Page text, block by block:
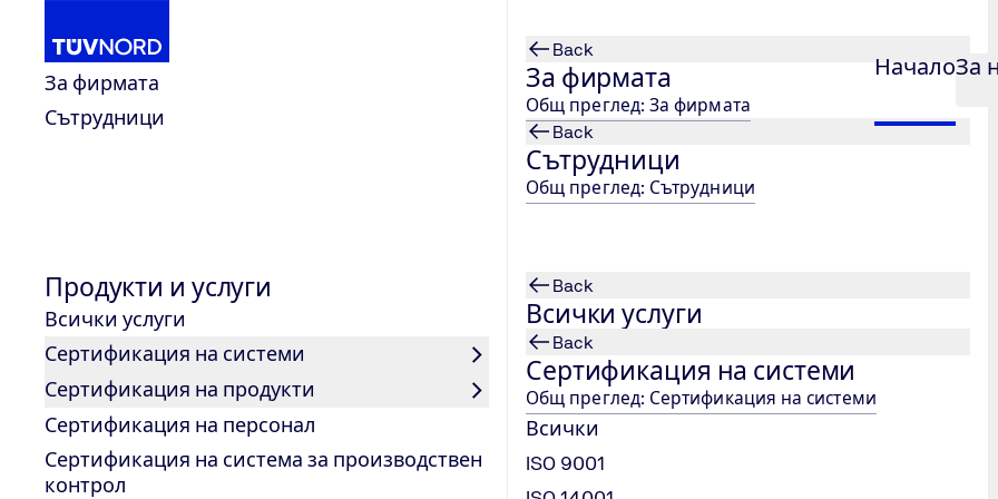
НачалоЗа
За нас
За фирмата
Сътрудници
Back
За фирмата
Общ преглед: За фирмата
Back
Сътрудници
Общ преглед: Сътрудници
Продукти и услуги
Всички услуги
Сертификация на системи
Сертификация на продукти
Сертификация на персонал
Сертификация на система за производствен
контрол
Back
Всички услуги
Back
Сертификация на системи
Общ преглед: Сертификация на системи
Всички
ISO 9001
ISO 20000-1